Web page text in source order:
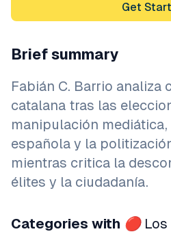
Get
Brief summary
Fabián C. Barrio analiza
catalana tras las
manipulación
española y la
mientras critica la
élites y la ciudadanía.
Categories with 🔴